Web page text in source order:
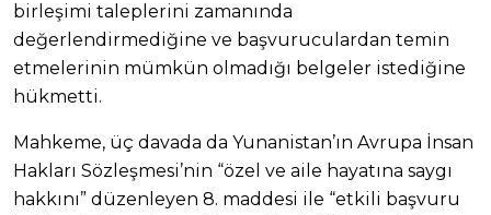
birleşimi taleplerini zamanında
değerlendirmediğine ve başvuruculardan temin
etmelerinin mümkün olmadığı belgeler istediğine
hükmetti.
Mahkeme, üç davada da Yunanistan’ın Avrupa İnsan
Hakları Sözleşmesi’nin “özel ve aile hayatına saygı
hakkını” düzenleyen 8. maddesi ile “etkili başvuru